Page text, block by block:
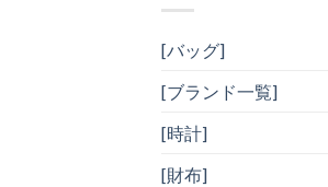
[バッグ]
[ブランド一覧]
[時計]
[財布]